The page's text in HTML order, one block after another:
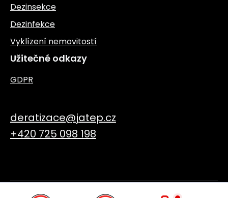
Dezinsekce
Dezinfekce
Vyklízení nemovitostí
Užitečné odkazy
GDPR
deratizace@jatep.cz
+420 725 098 198